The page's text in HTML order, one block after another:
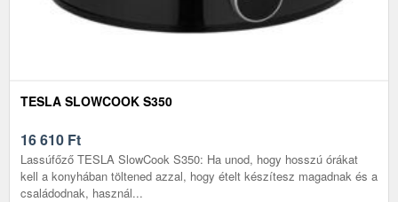
TESLA SLOWCOOK S350
16 610 Ft
Lassúfőző TESLA SlowCook S350: Ha unod, hogy hosszú órákat
kell a konyhában töltened azzal, hogy ételt készítesz magadnak és a
családodnak, használ...